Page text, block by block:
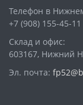
Телефон в
+7 (908) 155-45-11
Склад и офис:
603167, Нижний
Эл. почта: